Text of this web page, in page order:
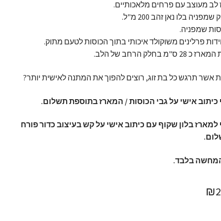
לב מעוצב עם פרחים מלאכותיים.
בלו נאן זהב 200 מ"ל.
שמפניה.
28 ס"מ בחלק הרחב של הלב.
אשר תרגש כל בת זוג, רוצים להפוך את המתנה לאישית יותר?
כיתוב אישי על גבי הכוסות / המארז בתוספת תשלום.
למארז בלון שקוף עם כיתוב אישי על קש בעיצוב כדור פורח
בלבד.
₪